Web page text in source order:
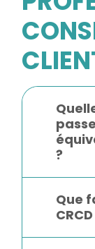
?
Que
CRCD